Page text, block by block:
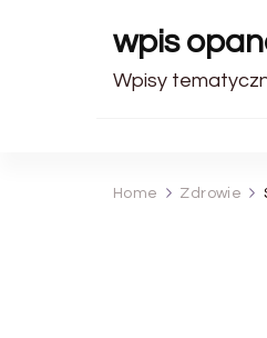
wpis
Wpisy
Home Zdrowie